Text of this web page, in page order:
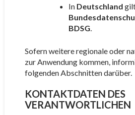
In Deutschland
BDSG.
Sofern weitere regionale oder
zur Anwendung kommen,
folgenden Abschnitten darüber.
KONTAKTDATEN DES
VERANTWORTLICHEN